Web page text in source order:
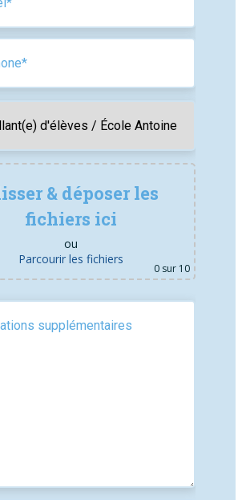
& déposer les
fichiers ici
ou
Parcourir les fichiers
0 sur 10